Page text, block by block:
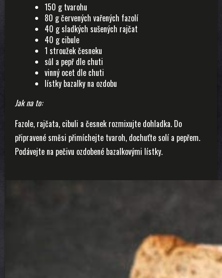
150 g tvarohu
80 g červených vařených fazolí
40 g sladkých sušených rajčat
40 g cibule
1 stroužek česneku
sůl a pepř dle chuti
vinný ocet dle chuti
lístky bazalky na ozdobu
Jak na to:
Fazole, rajčata, cibuli a česnek rozmixujte dohladka. Do
připravené směsi přimíchejte tvaroh, dochuťte solí a pepřem.
Podávejte na pečivu ozdobené bazalkovými lístky.